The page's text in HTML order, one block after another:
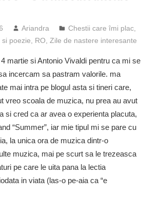
Ariandra Chestii care îmi plac
si poezie RO Zile de nastere interesante
martie si Antonio Vivaldi pentru ca mi se
incercam sa pastram valorile. ma
mai intra pe blogul asta si tineri care,
vreo scoala de muzica, nu prea au avut
si cred ca ar avea o experienta placuta,
“Summer”, iar mie tipul mi se pare cu
la unica ora de muzica dintr-o
muzica, mai pe scurt sa le trezeasca
pe care le uita pana la lectia
in viata (las-o pe-aia ca “e